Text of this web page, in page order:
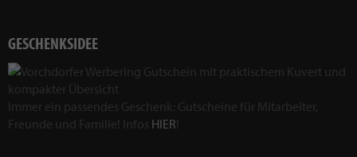
GESCHENKSIDEE
Immer ein passendes Geschenk: Gutscheine für Mitarbeiter,
Freunde und Familie! Infos HIER!